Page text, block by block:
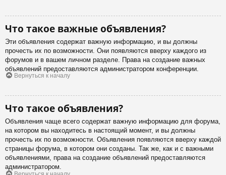
Что такое важные объявления?
Эти объявления содержат важную информацию, и вы должны
прочесть их по возможности. Они появляются вверху каждого из
форумов и в вашем личном разделе. Права на создание важных
объявлений предоставляются администратором конференции.
Вернуться к началу
Что такое объявления?
Объявления чаще всего содержат важную информацию для форума,
на котором вы находитесь в настоящий момент, и вы должны
прочесть их по возможности. Объявления появляются вверху каждой
страницы форума, в котором они созданы. Так же, как и с важными
объявлениями, права на создание объявлений предоставляются
администратором.